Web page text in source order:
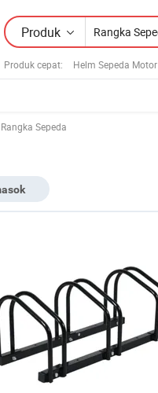
Produk
Produk cepat: Helm Sepeda Motor
Rangka Sepeda